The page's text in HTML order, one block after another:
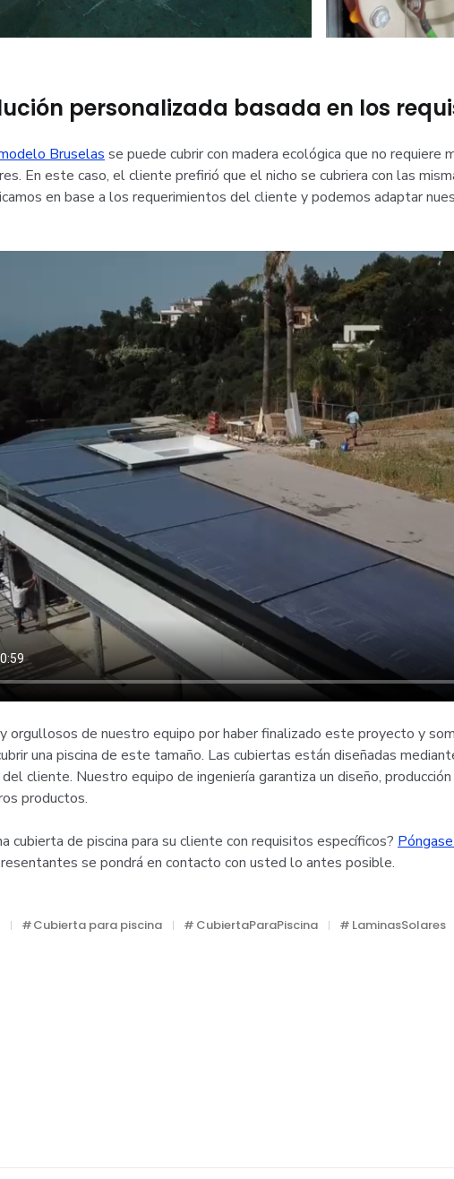
personalizada basada en los
Bruselasse puede cubrir con madera ecológica que no
En este caso, el cliente prefirió que el nicho se cubriera con las
en base a los requerimientos del cliente y podemos adaptar
orgullosos de nuestro equipo por haber finalizado este proyecto y
una piscina de este tamaño. Las cubiertas están diseñadas
cliente. Nuestro equipo de ingeniería garantiza un diseño,
productos.
cubierta de piscina para su cliente con requisitos específicos?
se pondrá en contacto con usted lo antes posible.
Cubierta para piscina CubiertaParaPiscina LaminasSolares